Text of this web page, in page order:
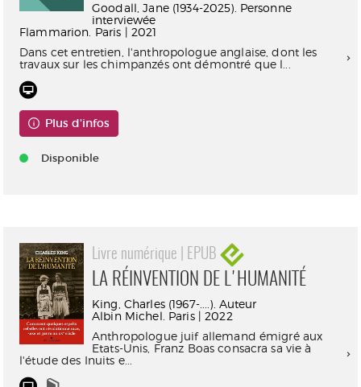
Goodall, Jane (1934-2025). Personne
interviewée
Flammarion. Paris | 2021
Dans cet entretien, l'anthropologue anglaise, dont les
travaux sur les chimpanzés ont démontré que l...
Plus d'infos
Disponible
Livre numérique | EPUB
LA RÉINVENTION DE L'HUMANITÉ
King, Charles (1967-....). Auteur
Albin Michel. Paris | 2022
Anthropologue juif allemand émigré aux
Etats-Unis, Franz Boas consacra sa vie à
l'étude des Inuits e...